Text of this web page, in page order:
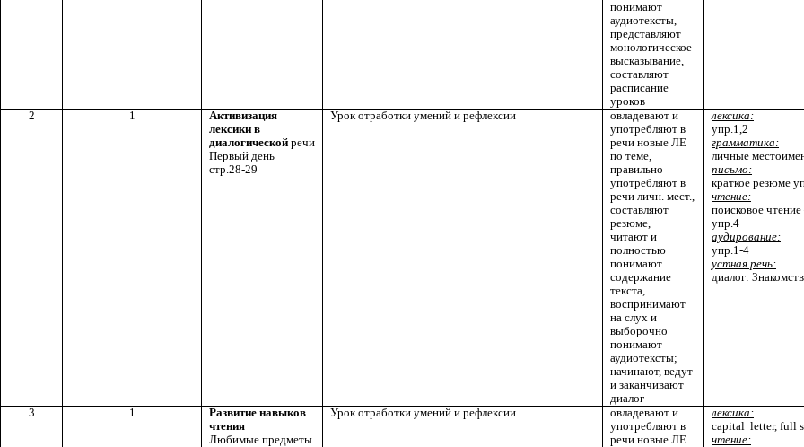
понимают
аудиотексты,
представляют
монологическое
высказывание,
составляют
расписание
уроков
2 1
Активизация
лексики в
диалогической речи
Первый день
стр.28-29
Урок отработки умений и рефлексии
овладевают и
употребляют в
речи новые ЛЕ
по теме,
правильно
употребляют в
речи личн. мест.,
составляют
резюме,
читают и
полностью
понимают
содержание
текста,
воспринимают
на слух и
выборочно
понимают
аудиотексты;
начинают, ведут
и заканчивают
диалог
лексика:
упр.1,2
грамматика:
личные
письмо:
краткое резюме
чтение:
поисковое
упр.4
аудирование:
упр.1-4
устная речь:
диалог:
3 1
Развитие навыков
чтения
Любимые предметы
Урок отработки умений и рефлексии
овладевают и
употребляют в
речи новые ЛЕ
лексика:
capital letter, full
чтение: